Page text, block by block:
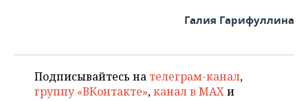
Галия Гарифуллина
Подписывайтесь на телеграм-канал,
группу «ВКонтакте»,канал в MAXи